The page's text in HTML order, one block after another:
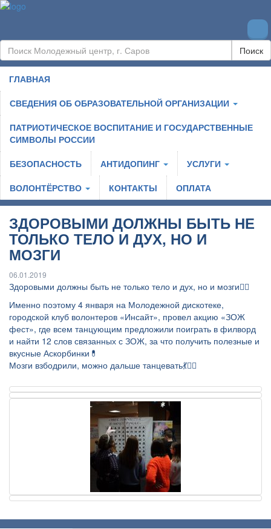
Поиск
ГЛАВНАЯ
СВЕДЕНИЯ ОБ ОБРАЗОВАТЕЛЬНОЙ ОРГАНИЗАЦИИ
ПАТРИОТИЧЕСКОЕ ВОСПИТАНИЕ И ГОСУДАРСТВЕННЫЕ
СИМВОЛЫ РОССИИ
БЕЗОПАСНОСТЬ
АНТИДОПИНГ
УСЛУГИ
ВОЛОНТЁРСТВО
КОНТАКТЫ ОПЛАТА
ЗДОРОВЫМИ ДОЛЖНЫ БЫТЬ НЕ
ТОЛЬКО ТЕЛО И ДУХ, НО И
МОЗГИ
06.01.2019
Здоровыми должны быть не только тело и дух, но и мозги☝🏻
Именно поэтому 4 января на Молодежной дискотеке,
городской клуб волонтеров «Инсайт», провел акцию «ЗОЖ
фест», где всем танцующим предложили поиграть в филворд
и найти 12 слов связанных с ЗОЖ, за что получить полезные и
вкусные Аскорбинки💊
Мозги взбодрили, можно дальше танцевать💃👯‍♂